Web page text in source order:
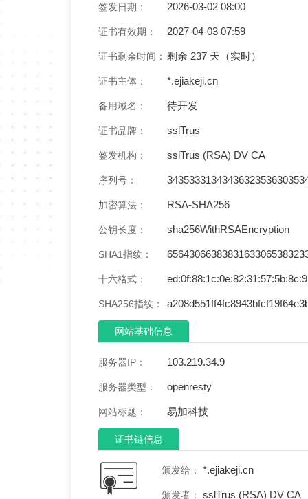
签发日期： 2026-03-02 08:00
证书有效期： 2027-04-03 07:59
证书剩余时间： 剩余 237 天（实时）
证书主体： *.ejiakeji.cn
备用域名： 待开发
证书品牌： sslTrus
签发机构： sslTrus (RSA) DV CA
序列号：
加密算法： RSA-SHA256
公钥长度： sha256WithRSAEncryption
SHA1指纹：
十六格式：
SHA256指纹：
网站基础信息
服务器IP： 103.219.34.9
服务器类型： openresty
网站标题： 易加科技
证书链信息
颁发给： *.ejiakeji.cn
颁发者： sslTrus (RSA) DV CA